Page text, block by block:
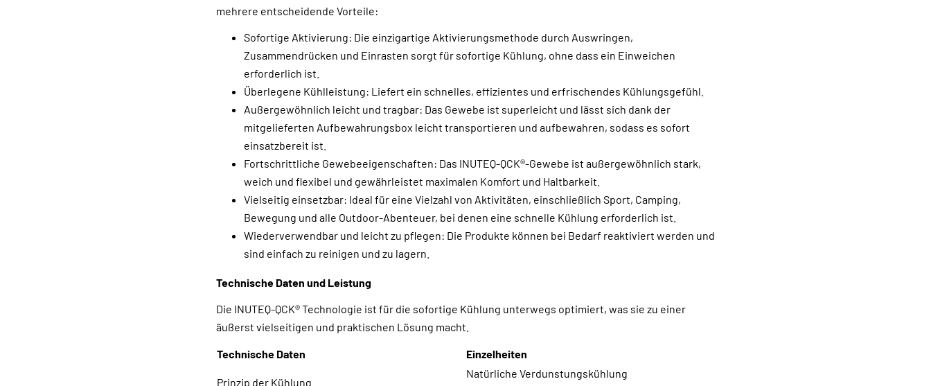
mehrere entscheidende Vorteile:
Sofortige Aktivierung: Die einzigartige Aktivierungsmethode durch Auswringen,
Zusammendrücken und Einrasten sorgt für sofortige Kühlung, ohne dass ein Einweichen
erforderlich ist.
Überlegene Kühlleistung: Liefert ein schnelles, effizientes und erfrischendes Kühlungsgefühl.
Außergewöhnlich leicht und tragbar: Das Gewebe ist superleicht und lässt sich dank der
mitgelieferten Aufbewahrungsbox leicht transportieren und aufbewahren, sodass es sofort
einsatzbereit ist.
Fortschrittliche Gewebeeigenschaften: Das INUTEQ-QCK®-Gewebe ist außergewöhnlich stark,
weich und flexibel und gewährleistet maximalen Komfort und Haltbarkeit.
Vielseitig einsetzbar: Ideal für eine Vielzahl von Aktivitäten, einschließlich Sport, Camping,
Bewegung und alle Outdoor-Abenteuer, bei denen eine schnelle Kühlung erforderlich ist.
Wiederverwendbar und leicht zu pflegen: Die Produkte können bei Bedarf reaktiviert werden und
sind einfach zu reinigen und zu lagern.
Technische Daten und Leistung
Die INUTEQ-QCK® Technologie ist für die sofortige Kühlung unterwegs optimiert, was sie zu einer
äußerst vielseitigen und praktischen Lösung macht.
Technische Daten Einzelheiten
Prinzip der Kühlung
Natürliche Verdunstungskühlung